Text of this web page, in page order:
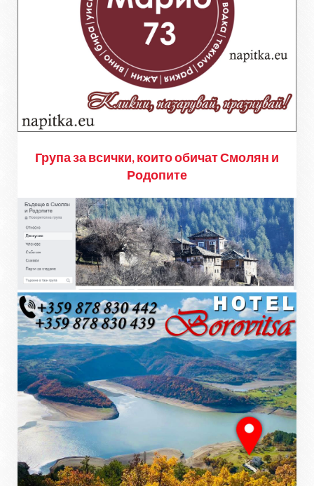
Група за всички, които обичат Смолян и
Родопите